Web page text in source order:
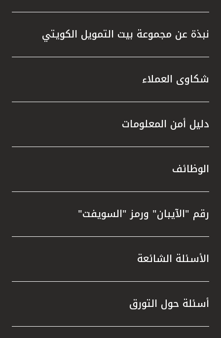
نبذة عن مجموعة بيت التمويل الكويتي
شكاوى العملاء
دليل أمن المعلومات
الوظائف
رقم "الآيبان" ورمز "السويفت"
الأسئلة الشائعة
أسئلة حول التورق